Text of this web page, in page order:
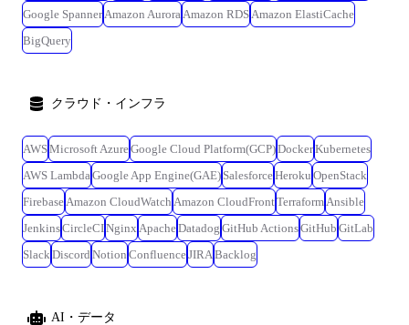
Google Spanner Amazon Aurora Amazon RDS Amazon ElastiCache
BigQuery
クラウド・インフラ
AWSMicrosoft AzureGoogle Cloud Platform(GCP)DockerKubernetes
AWS Lambda Google App Engine(GAE) SalesforceHeroku OpenStack
Firebase Amazon CloudWatch Amazon CloudFrontTerraform Ansible
JenkinsCircleCINginx ApacheDatadog GitHub ActionsGitHub GitLab
Slack Discord Notion ConfluenceJIRA Backlog
AI・データ